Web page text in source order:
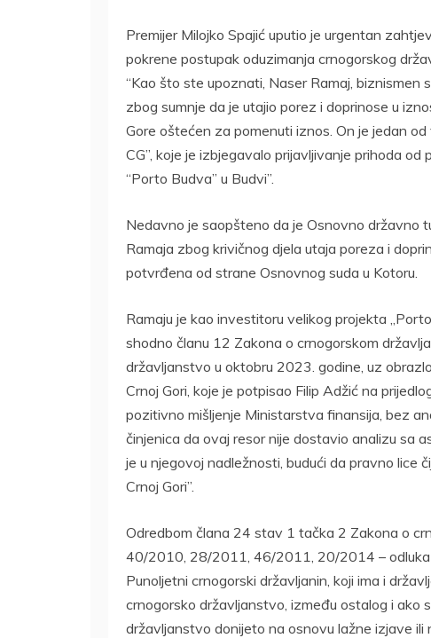
Premijer Milojko Spajić uputio je urgentan
pokrene postupak oduzimanja crnogorskog
“Kao što ste upoznati, Naser Ramaj,
zbog sumnje da je utajio porez i doprinose u
Gore oštećen za pomenuti iznos. On je jedan
CG”, koje je izbjegavalo prijavljivanje prihoda
“Porto Budva” u Budvi”.
Nedavno je saopšteno da je Osnovno državno
Ramaja zbog krivičnog djela utaja poreza i
potvrđena od strane Osnovnog suda u Kotoru.
Ramaju je kao investitoru velikog projekta
shodno članu 12 Zakona o crnogorskom
državljanstvo u oktobru 2023. godine, uz
Crnoj Gori, koje je potpisao Filip Adžić na
pozitivno mišljenje Ministarstva finansija, bez
činjenica da ovaj resor nije dostavio analizu sa
je u njegovoj nadležnosti, budući da pravno lice
Crnoj Gori”.
Odredbom člana 24 stav 1 tačka 2 Zakona o
40/2010, 28/2011, 46/2011, 20/2014 –
Punoljetni crnogorski državljanin, koji ima i
crnogorsko državljanstvo, između ostalog i ako
državljanstvo donijeto na osnovu lažne izjave